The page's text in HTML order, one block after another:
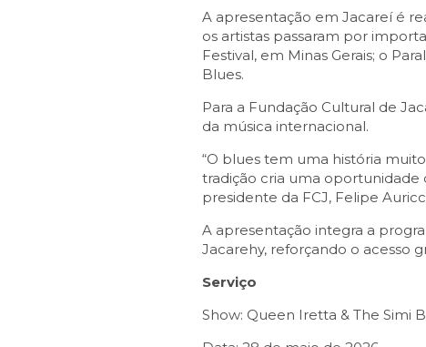
A apresentação em Jacareí é
os artistas passaram por
Festival, em Minas Gerais; o
Blues.
Para a Fundação Cultural de
da música internacional.
“O blues tem uma história
tradição cria uma oportunidade
presidente da FCJ, Felipe
A apresentação integra a
Jacarehy, reforçando o acesso
Serviço
Show: Queen Iretta & The Simi